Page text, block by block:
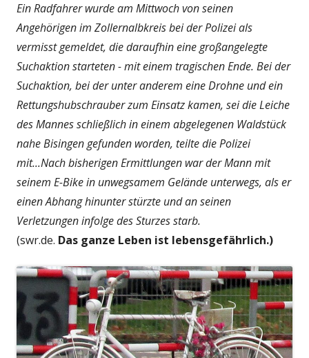
Ein Radfahrer wurde am Mittwoch von seinen
Angehörigen im Zollernalbkreis bei der Polizei als
vermisst gemeldet, die daraufhin eine großangelegte
Suchaktion starteten - mit einem tragischen Ende. Bei der
Suchaktion, bei der unter anderem eine Drohne und ein
Rettungshubschrauber zum Einsatz kamen, sei die Leiche
des Mannes schließlich in einem abgelegenen Waldstück
nahe Bisingen gefunden worden, teilte die Polizei
mit...Nach bisherigen Ermittlungen war der Mann mit
seinem E-Bike in unwegsamem Gelände unterwegs, als er
einen Abhang hinunter stürzte und an seinen
Verletzungen infolge des Sturzes starb.
(swr.de. Das ganze Leben ist lebensgefährlich.)